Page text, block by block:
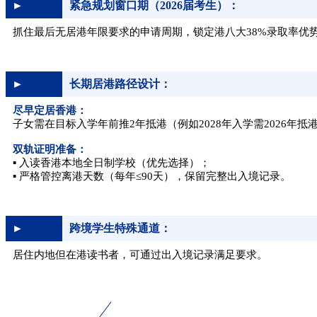
► 紧急规划窗口期（2026届考生）：
抓住最后无居港年限要求的申请周期，锁定港八大38%录取率优
► 长期居港路径设计：
尽早定居香港：
子女需在目标入学年前推2年抵港（例如2028年入学需2026年抵
双轨证明准备：
▪ 入读香港本地全日制学校（优先选择）；
▪ 严格管控离港天数（每年≤90天），保留完整出入境记录。
► 跨境学生特殊通道：
居住内地但在港读书者，可通过出入境记录满足要求。